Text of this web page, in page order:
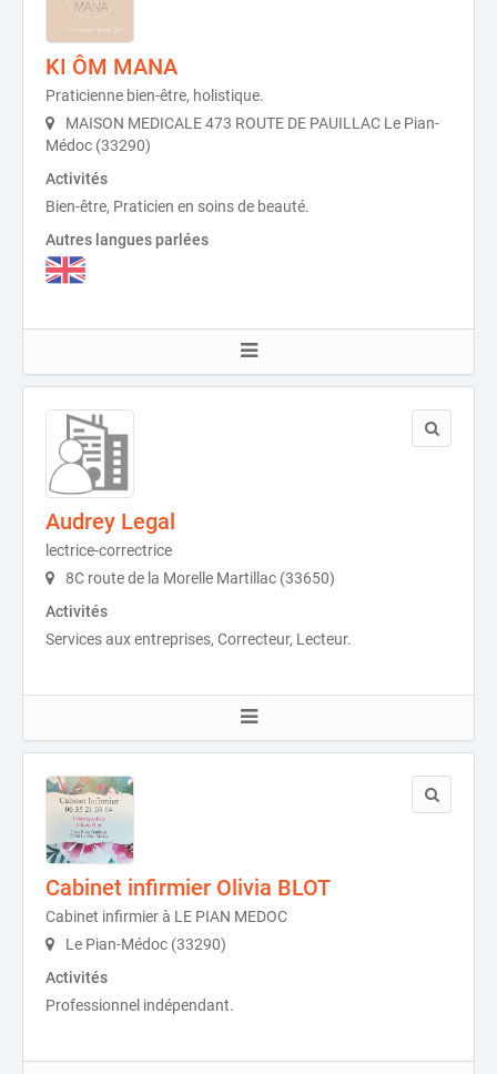
KI ÔM MANA
Praticienne bien-être, holistique.
MAISON MEDICALE 473 ROUTE DE PAUILLAC Le Pian-
Médoc (33290)
Activités
Bien-être, Praticien en soins de beauté.
Autres langues parlées
Audrey Legal
lectrice-correctrice
8C route de la Morelle Martillac (33650)
Activités
Services aux entreprises, Correcteur, Lecteur.
Cabinet infirmier Olivia BLOT
Cabinet infirmier à LE PIAN MEDOC
Le Pian-Médoc (33290)
Activités
Professionnel indépendant.